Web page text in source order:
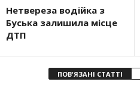
Нетвереза водійка з
Буська залишила місце
ДТП
ПОВ'ЯЗАНІ СТАТТІ